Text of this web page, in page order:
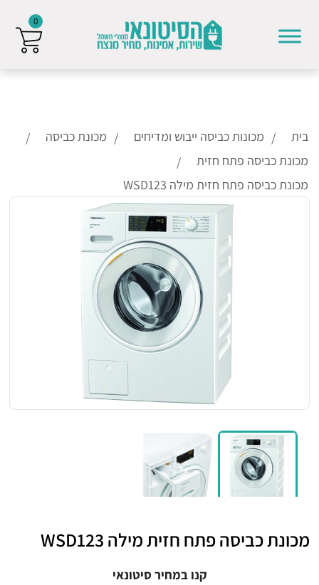
בית מכונות כביסה ייבוש ומדיחים
מכונת כביסה
מכונת כביסה פתח חזית
מכונת כביסה פתח חזית מילה WSD123
מכונת כביסה פתח חזית מילה WSD123
קנו במחיר סיטונאי
0